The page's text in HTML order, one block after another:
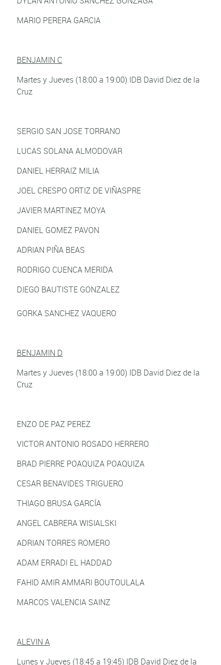
MARIO PERERA GARCIA
BENJAMIN C
Martes y Jueves (18:00 a 19:00) IDB David Diez de la
Cruz
SERGIO SAN JOSE TORRANO
LUCAS SOLANA ALMODOVAR
DANIEL HERRAIZ MILIA
JOEL CRESPO ORTIZ DE VIÑASPRE
JAVIER MARTINEZ MOYA
DANIEL GOMEZ PAVON
ADRIAN PIÑA BEAS
RODRIGO CUENCA MERIDA
DIEGO BAUTISTE GONZALEZ
GORKA SANCHEZ VAQUERO
BENJAMIN D
Martes y Jueves (18:00 a 19:00) IDB David Diez de la
Cruz
ENZO DE PAZ PEREZ
VICTOR ANTONIO ROSADO HERRERO
BRAD PIERRE POAQUIZA POAQUIZA
CESAR BENAVIDES TRIGUERO
THIAGO BRUSA GARCÍA
ANGEL CABRERA WISIALSKI
ADRIAN TORRES ROMERO
ADAM ERRADI EL HADDAD
FAHID AMIR AMMARI BOUTOULALA
MARCOS VALENCIA SAINZ
ALEVIN A
Lunes y Jueves (18:45 a 19:45) IDB David Diez de la